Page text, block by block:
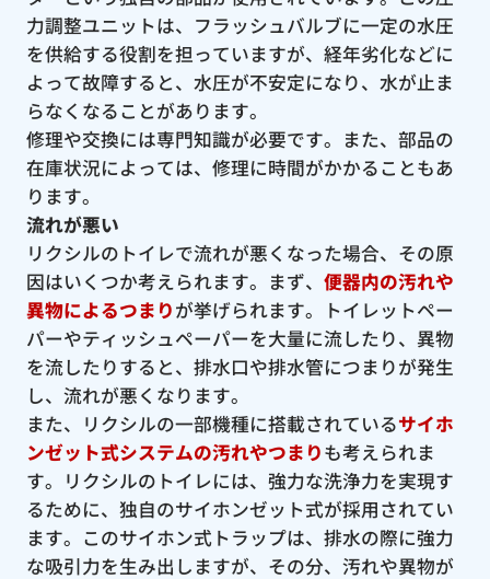
力調整ユニットは、フラッシュバルブに一定の水圧
を供給する役割を担っていますが、経年劣化などに
よって故障すると、水圧が不安定になり、水が止ま
らなくなることがあります。
修理や交換には専門知識が必要です。また、部品の
在庫状況によっては、修理に時間がかかることもあ
ります。
流れが悪い
リクシルのトイレで流れが悪くなった場合、その原
因はいくつか考えられます。まず、 便器内の汚れや
異物によるつまりが挙げられます。トイレットペー
パーやティッシュペーパーを大量に流したり、異物
を流したりすると、排水口や排水管につまりが発生
し、流れが悪くなります。
また、リクシルの一部機種に搭載されているサイホ
ンゼット式システムの汚れやつまりも考えられま
す。リクシルのトイレには、強力な洗浄力を実現す
るために、独自のサイホンゼット式が採用されてい
ます。このサイホン式トラップは、排水の際に強力
な吸引力を生み出しますが、その分、汚れや異物が